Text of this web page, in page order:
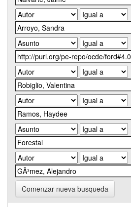
Comenzar nueva busqueda